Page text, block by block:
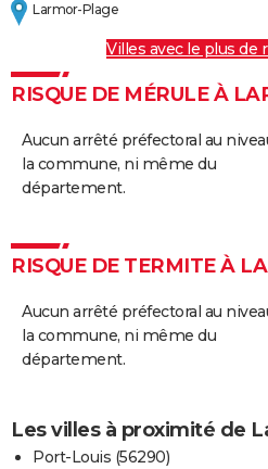
Larmor-Plage
Villes avec le plus de
RISQUE DE MÉRULE À
Aucun arrêté préfectoral au
la commune, ni même du
département.
RISQUE DE TERMITE À
Aucun arrêté préfectoral au
la commune, ni même du
département.
Les villes à proximité de
Port-Louis (56290)